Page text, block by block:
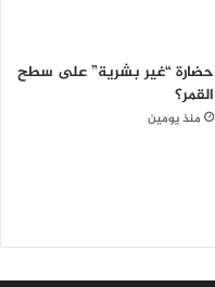
حضارة “غير بشرية” على سطح
القمر؟
منذ يومين